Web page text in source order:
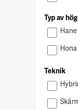
Typ av
Typ av
Hane
Hona
Teknik
Teknik